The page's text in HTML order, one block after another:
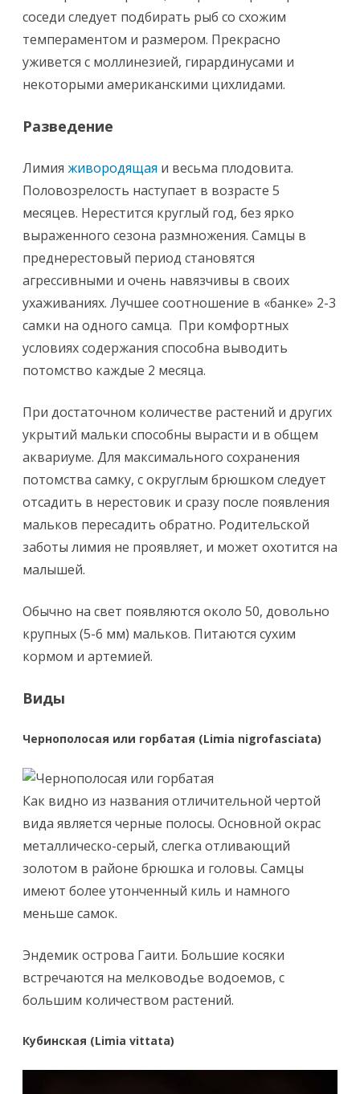
соседи следует подбирать рыб со схожим
темпераментом и размером. Прекрасно
уживется с моллинезией, гирардинусами и
некоторыми американскими цихлидами.
Разведение
Лимия живородящая и весьма плодовита.
Половозрелость наступает в возрасте 5
месяцев. Нерестится круглый год, без ярко
выраженного сезона размножения. Самцы в
преднерестовый период становятся
агрессивными и очень навязчивы в своих
ухаживаниях. Лучшее соотношение в «банке» 2-3
самки на одного самца. При комфортных
условиях содержания способна выводить
потомство каждые 2 месяца.
При достаточном количестве растений и других
укрытий мальки способны вырасти и в общем
аквариуме. Для максимального сохранения
потомства самку, с округлым брюшком следует
отсадить в нерестовик и сразу после появления
мальков пересадить обратно. Родительской
заботы лимия не проявляет, и может охотится на
малышей.
Обычно на свет появляются около 50, довольно
крупных (5-6 мм) мальков. Питаются сухим
кормом и артемией.
Виды
Чернополосая или горбатая (Limia nigrofasciata)
Как видно из названия отличительной чертой
вида является черные полосы. Основной окрас
металлическо-серый, слегка отливающий
золотом в районе брюшка и головы. Самцы
имеют более утонченный киль и намного
меньше самок.
Эндемик острова Гаити. Большие косяки
встречаются на мелководье водоемов, с
большим количеством растений.
Кубинская (Limia vittata)